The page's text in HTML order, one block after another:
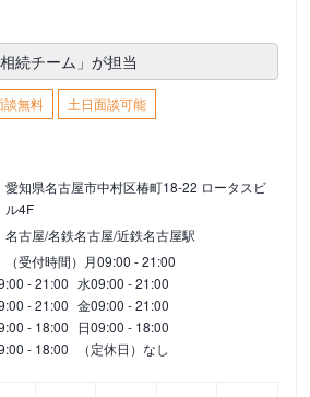
続チーム」が担当
談無料
土日面談可能
愛知県名古屋市中村区椿町18-22 ロータスビ
ル4F
名古屋/名鉄名古屋/近鉄名古屋駅
（受付時間） 月09:00 - 21:00
- 21:00 水09:00 - 21:00
- 21:00 金09:00 - 21:00
- 18:00 日09:00 - 18:00
- 18:00 （定休日）なし